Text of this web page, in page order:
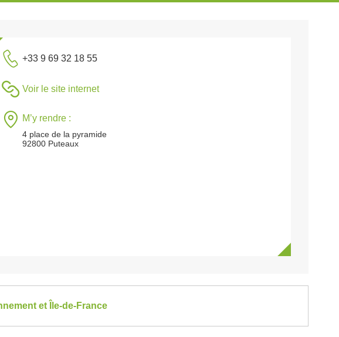
+33 9 69 32 18 55
Voir le site internet
M’y rendre :
4 place de la pyramide
92800 Puteaux
et Île-de-France